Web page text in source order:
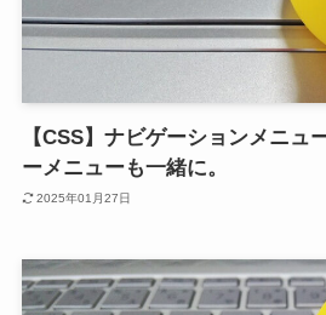
【CSS】ナビゲーションメニュ
ーメニューも一緒に。
2025年01月27日